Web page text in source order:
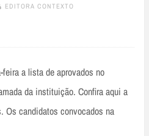
EDITORA CONTEXTO
a lista de aprovados no
da instituição. Confira aqui a
Os candidatos convocados na